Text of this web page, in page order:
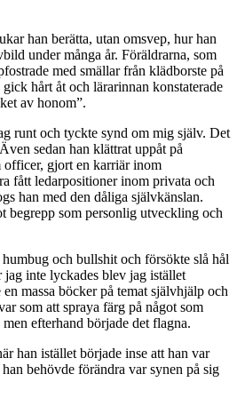
han berätta, utan omsvep, hur han
under många år. Föräldrarna, som
med smällar från klädborste på
hårt åt och lärarinnan konstaterade
av honom”.
runt och tyckte synd om mig själv. Det
sedan han klättrat uppåt på
officer, gjort en karriär inom
fått ledarpositioner inom privata och
han med den dåliga självkänslan.
begrepp som personlig utveckling och
och bullshit och försökte slå hål
jag inte lyckades blev jag istället
massa böcker på temat självhjälp och
som att spraya färg på något som
efterhand började det flagna.
han istället började inse att han var
behövde förändra var synen på sig